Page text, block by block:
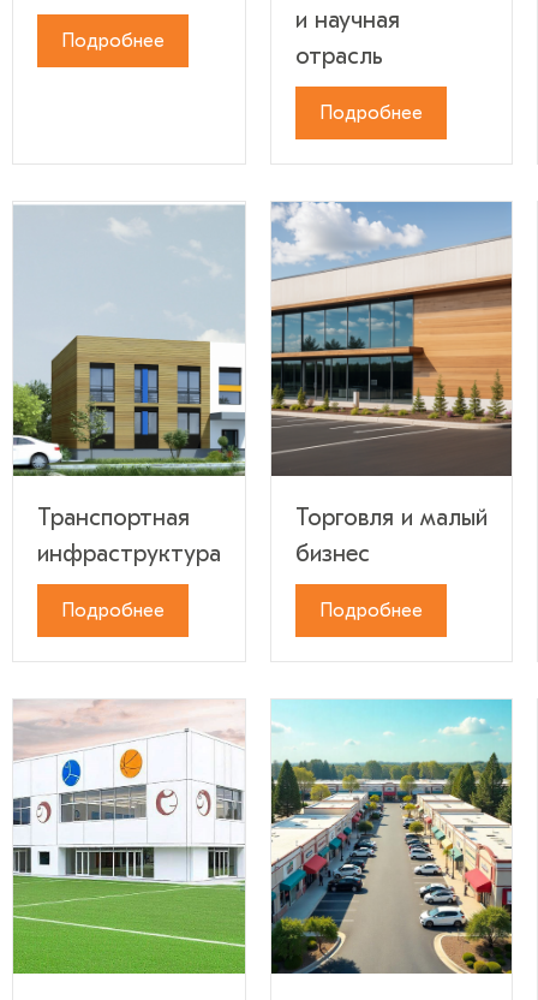
Подробнее
и научная
отрасль
Подробнее
Транспортная
инфраструктура
Подробнее
Торговля и малый
бизнес
Подробнее